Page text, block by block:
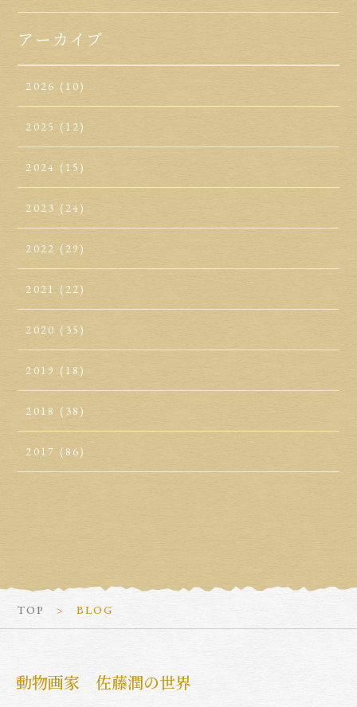
アーカイブ
2026 (10)
2025 (12)
2024 (15)
2023 (24)
2022 (29)
2021 (22)
2020 (35)
2019 (18)
2018 (38)
2017 (86)
TOP BLOG
動物画家 佐藤潤の世界